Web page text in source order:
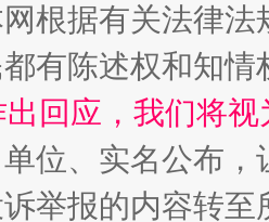
局
根据有关法律
有陈述权和知情
出回应，我们将
位、实名公布
举报的内容转